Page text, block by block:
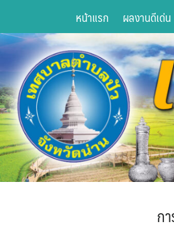
content
หน้าแรก ผลงานดีเด่น
ก